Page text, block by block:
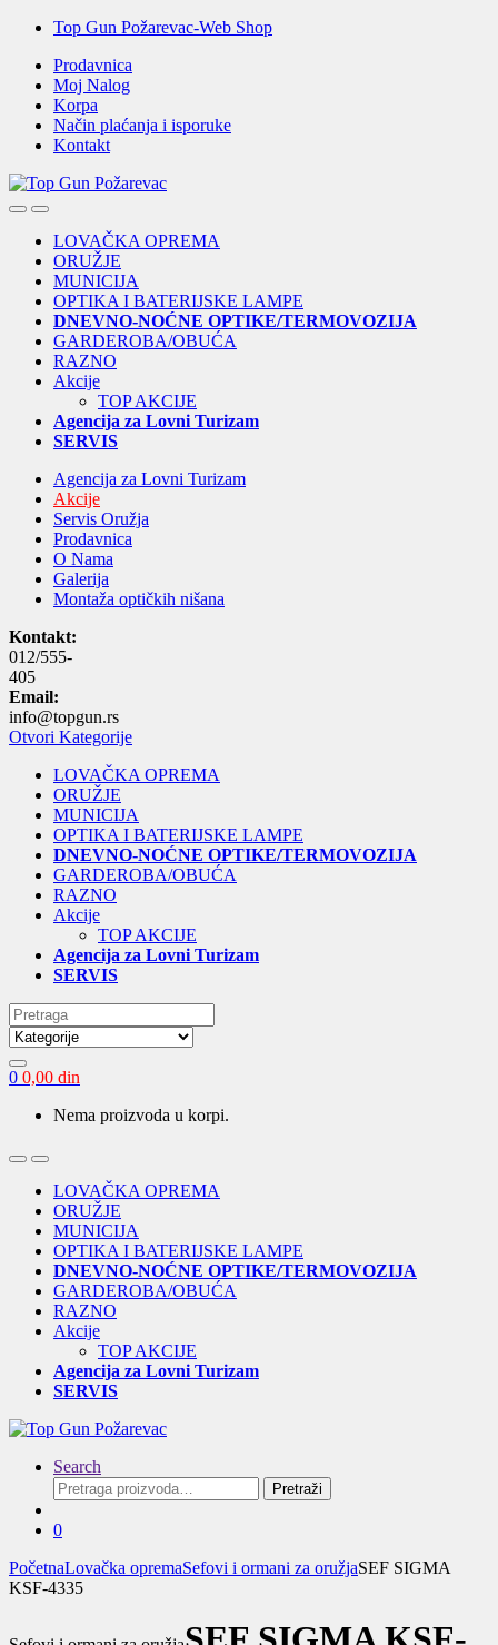
Skip
navigation
Skip
content
Top Gun Požarevac-Web Shop
Prodavnica
Moj Nalog
Korpa
Način plaćanja i isporuke
Kontakt
OpenClose
LOVAČKA OPREMA
ORUŽJE
MUNICIJA
OPTIKA I BATERIJSKE LAMPE
DNEVNO-NOĆNE OPTIKE/TERMOVOZIJA
GARDEROBA/OBUĆA
RAZNO
Akcije
TOP AKCIJE
Agencija za Lovni Turizam
SERVIS
Agencija za Lovni Turizam
Akcije
Servis Oružja
Prodavnica
O Nama
Galerija
Montaža optičkih nišana
Kontakt:
012/555-
405
Email:
info@topgun.rs
Otvori Kategorije
LOVAČKA OPREMA
ORUŽJE
MUNICIJA
OPTIKA I BATERIJSKE LAMPE
DNEVNO-NOĆNE OPTIKE/TERMOVOZIJA
GARDEROBA/OBUĆA
RAZNO
Akcije
TOP AKCIJE
Agencija za Lovni Turizam
SERVIS
Search
for:
0 0,00 din
Nema proizvoda u korpi.
OpenClose
LOVAČKA OPREMA
ORUŽJE
MUNICIJA
OPTIKA I BATERIJSKE LAMPE
DNEVNO-NOĆNE OPTIKE/TERMOVOZIJA
GARDEROBA/OBUĆA
RAZNO
Akcije
TOP AKCIJE
Agencija za Lovni Turizam
SERVIS
Search
Pretraga
za:
Pretraži
0
PočetnaLovačka opremaSefovi i ormani za oružjaSEF SIGMA
KSF-4335